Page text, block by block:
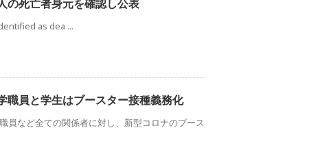
の死亡者身元を確認し公表
as dea ...
職員と学生はブースター接種義務化
員など全ての関係者に対し、新型コロナのブース